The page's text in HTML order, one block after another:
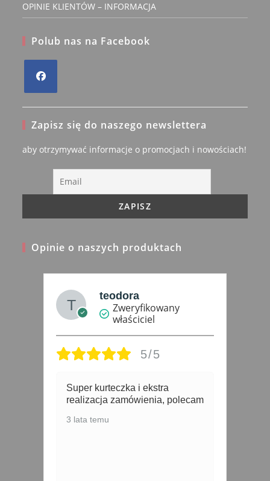
OPINIE KLIENTÓW – INFORMACJA
Polub nas na Facebook
a
new
Zapisz się do naszego newslettera
aby otrzymywać informacje o promocjach i nowościach!
Opinie o naszych produktach
teodora
Zweryfikowany
właściciel
5/5
Super kurteczka i ekstra
realizacja zamówienia, polecam
3 lata temu